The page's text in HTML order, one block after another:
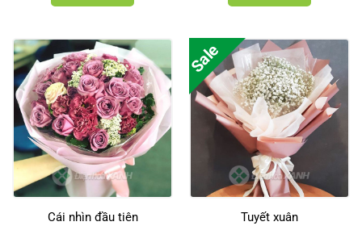
Cái nhìn đầu tiên
Sale
Tuyết xuân